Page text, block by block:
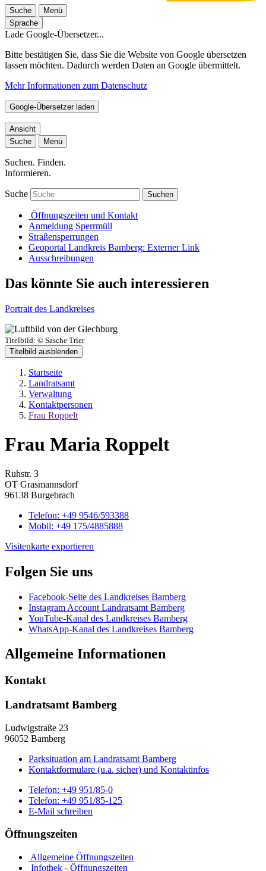
Suche
Menü
Sprache
Lade Google-Übersetzer...
Bitte bestätigen Sie, dass Sie die Website von Google übersetzen
lassen möchten. Dadurch werden Daten an Google übermittelt.
Mehr Informationen zum Datenschutz
Google-Übersetzer laden
Ansicht
Suche
Menü
Suchen. Finden.
Informieren.
Suche Suchen
Öffnungszeiten und Kontakt
Anmeldung Sperrmüll
Straßensperrungen
Geoportal Landkreis Bamberg: Externer Link
Ausschreibungen
Das könnte Sie auch interessieren
Portrait des Landkreises
Titelbild: © Sasche Trier
Titelbild ausblenden
Startseite
Landratsamt
Verwaltung
Kontaktpersonen
Frau Roppelt
Frau Maria Roppelt
Ruhstr. 3
OT Grasmannsdorf
96138 Burgebrach
Telefon: +49 9546/593388
Mobil: +49 175/4885888
Visitenkarte exportieren
Folgen Sie uns
Facebook-Seite des Landkreises Bamberg
Instagram Account Landratsamt Bamberg
YouTube-Kanal des Landkreises Bamberg
WhatsApp-Kanal des Landkreises Bamberg
Allgemeine Informationen
Kontakt
Landratsamt Bamberg
Ludwigstraße 23
96052 Bamberg
Parksituation am Landratsamt Bamberg
Kontaktformulare (u.a. sicher) und Kontaktinfos
Telefon: +49 951/85-0
Telefon: +49 951/85-125
E-Mail schreiben
Öffnungszeiten
Allgemeine Öffnungszeiten
Infothek - Öffnungszeiten